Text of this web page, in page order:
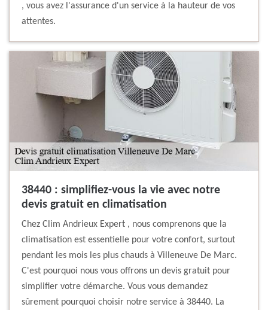
, vous avez l'assurance d'un service à la hauteur de vos
attentes.
38440 : simplifiez-vous la vie avec notre
devis gratuit en climatisation
Chez Clim Andrieux Expert , nous comprenons que la
climatisation est essentielle pour votre confort, surtout
pendant les mois les plus chauds à Villeneuve De Marc.
C'est pourquoi nous vous offrons un devis gratuit pour
simplifier votre démarche. Vous vous demandez
sûrement pourquoi choisir notre service à 38440. La